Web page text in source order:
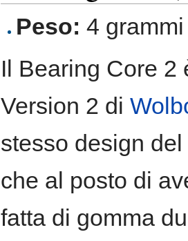
Peso: 4 grammi
Il Bearing Core 2
Version 2 di
stesso design
che al posto di
fatta di gomma